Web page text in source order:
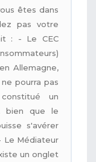
êtes dans
pas votre
: - Le CEC
Allemagne,
ne pourra pas
un
bien que le
s'avérer
Le Médiateur
un onglet